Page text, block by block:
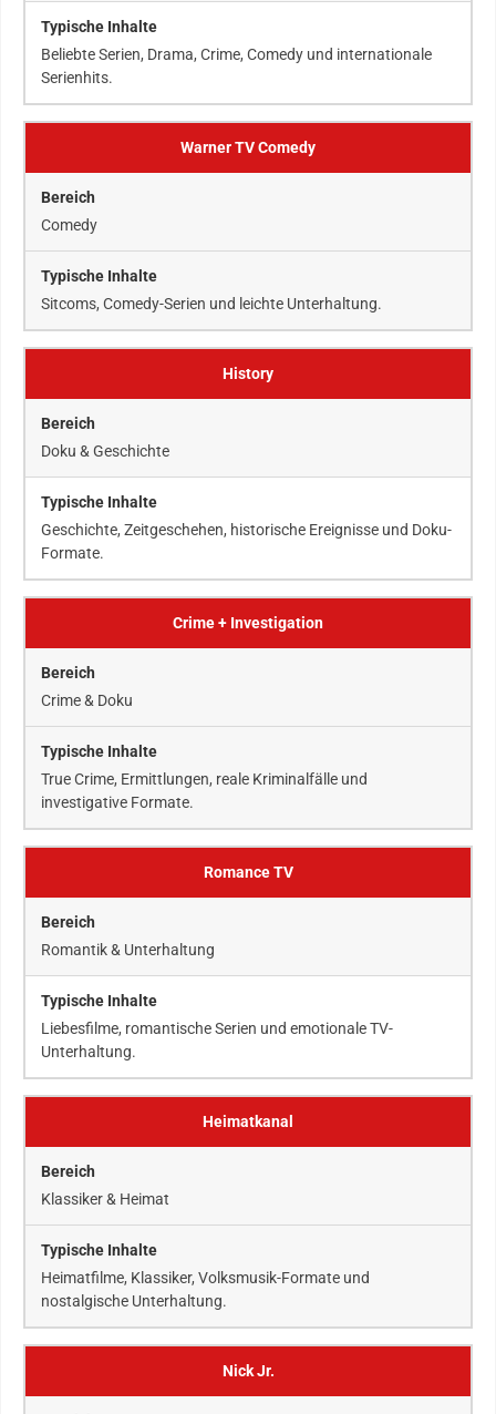
Beliebte Serien, Drama, Crime, Comedy und internationale
Serienhits.
Warner TV Comedy
Comedy
Sitcoms, Comedy-Serien und leichte Unterhaltung.
History
Doku & Geschichte
Geschichte, Zeitgeschehen, historische Ereignisse und Doku-
Formate.
Crime + Investigation
Crime & Doku
True Crime, Ermittlungen, reale Kriminalfälle und
investigative Formate.
Romance TV
Romantik & Unterhaltung
Liebesfilme, romantische Serien und emotionale TV-
Unterhaltung.
Heimatkanal
Klassiker & Heimat
Heimatfilme, Klassiker, Volksmusik-Formate und
nostalgische Unterhaltung.
Nick Jr.